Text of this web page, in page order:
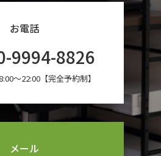
お電話
9994-8826
〜22:00【完全予約制】
メール